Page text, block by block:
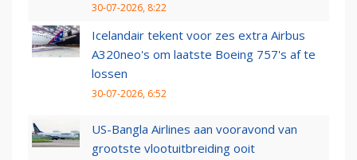
30-07-2026, 8:22
Icelandair tekent voor zes extra Airbus
A320neo's om laatste Boeing 757's af te
lossen
30-07-2026, 6:52
US-Bangla Airlines aan vooravond van
grootste vlootuitbreiding ooit